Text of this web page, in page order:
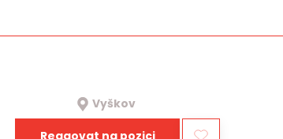
Vyškov
Reagovat na pozici